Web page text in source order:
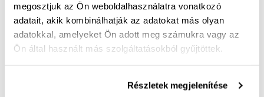
megosztjuk az Ön weboldalhasználatra vonatkozó
adatait, akik kombinálhatják az adatokat más olyan
adatokkal, amelyeket Ön adott meg számukra vagy az
Ön által használt más szolgáltatásokból gyűjtöttek.
Részletek megjelenítése
Mérettáblázat
Nincs a méretedben?
Szállítási idő: